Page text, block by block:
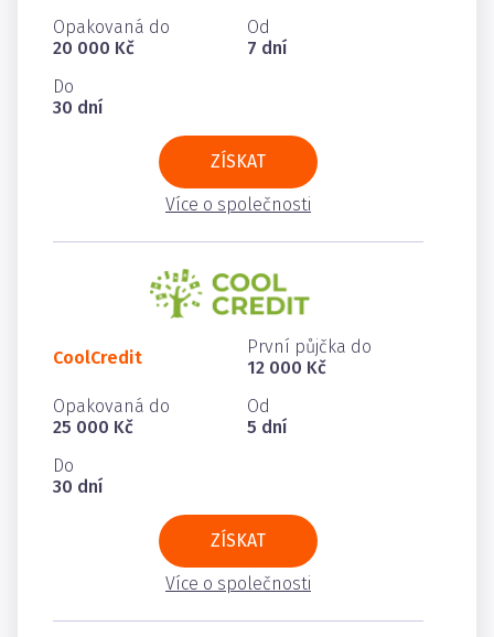
Opakovaná do
20 000 Kč
Od
7 dní
Do
30 dní
ZÍSKAT
Více o společnosti
CoolCredit
První půjčka do
12 000 Kč
Opakovaná do
25 000 Kč
Od
5 dní
Do
30 dní
ZÍSKAT
Více o společnosti